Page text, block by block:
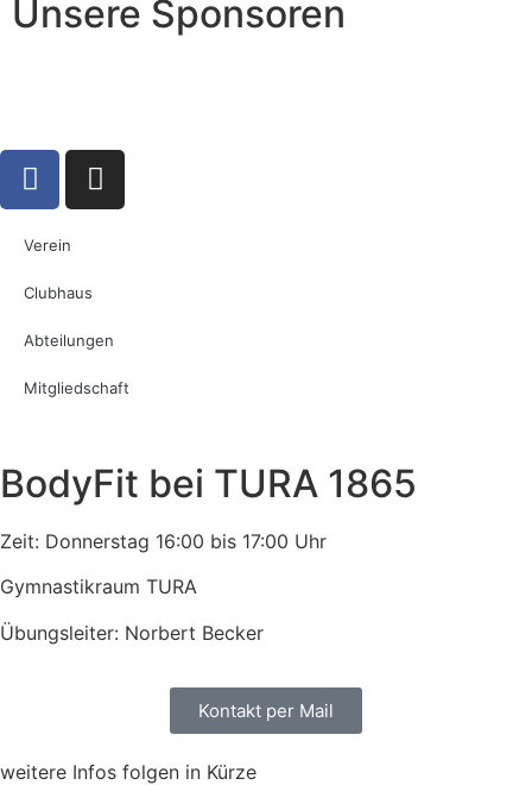
Unsere Sponsoren
Verein
Clubhaus
Abteilungen
Mitgliedschaft
BodyFit bei TURA 1865
Zeit: Donnerstag 16:00 bis 17:00 Uhr
Gymnastikraum TURA
Übungsleiter: Norbert Becker
Kontakt per Mail
weitere Infos folgen in Kürze